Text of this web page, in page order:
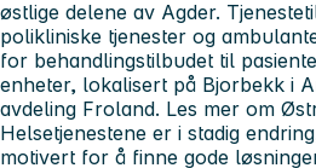
østlige delene av Agder.
polikliniske tjenester og
for behandlingstilbudet til
enheter, lokalisert på Bjorbekk i
avdeling Froland. Les mer om
Helsetjenestene er i stadig
motivert for å finne gode